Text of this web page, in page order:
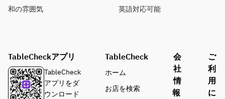
和の雰囲気 英語対応可能
TableCheckアプリ
TableCheck
アプリをダ
ウンロード
TableCheck
ホーム
お店を検索
会
社
情
報
ご
利
用
に